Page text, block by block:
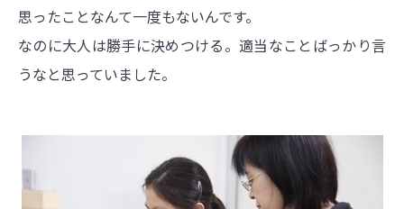
思ったことなんて一度もないんです。
なのに大人は勝手に決めつける。適当なことばっかり言
うなと思っていました。